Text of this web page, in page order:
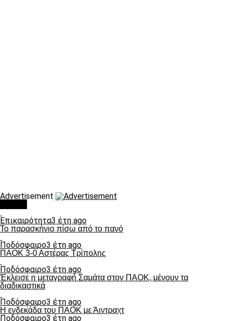
Advertisement
Επικαιρότητα3 έτη ago
Το παρασκήνιο πίσω από το πανό
Ποδόσφαιρο3 έτη ago
ΠΑΟΚ 3-0 Αστέρας Τρίπολης
Ποδόσφαιρο3 έτη ago
Έκλεισε η μεταγραφή Σαμάτα στον ΠΑΟΚ, μένουν τα
διαδικαστικά
Ποδόσφαιρο3 έτη ago
Η ενδεκάδα του ΠΑΟΚ με Άιντραχτ
Ποδόσφαιρο3 έτη ago